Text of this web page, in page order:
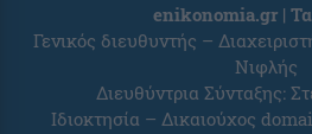
enikonomia.gr |
Γενικός διευθυντής –
Νιφλής
Διευθύντρια Σύνταξης:
Ιδιοκτησία – Δικαιούχος